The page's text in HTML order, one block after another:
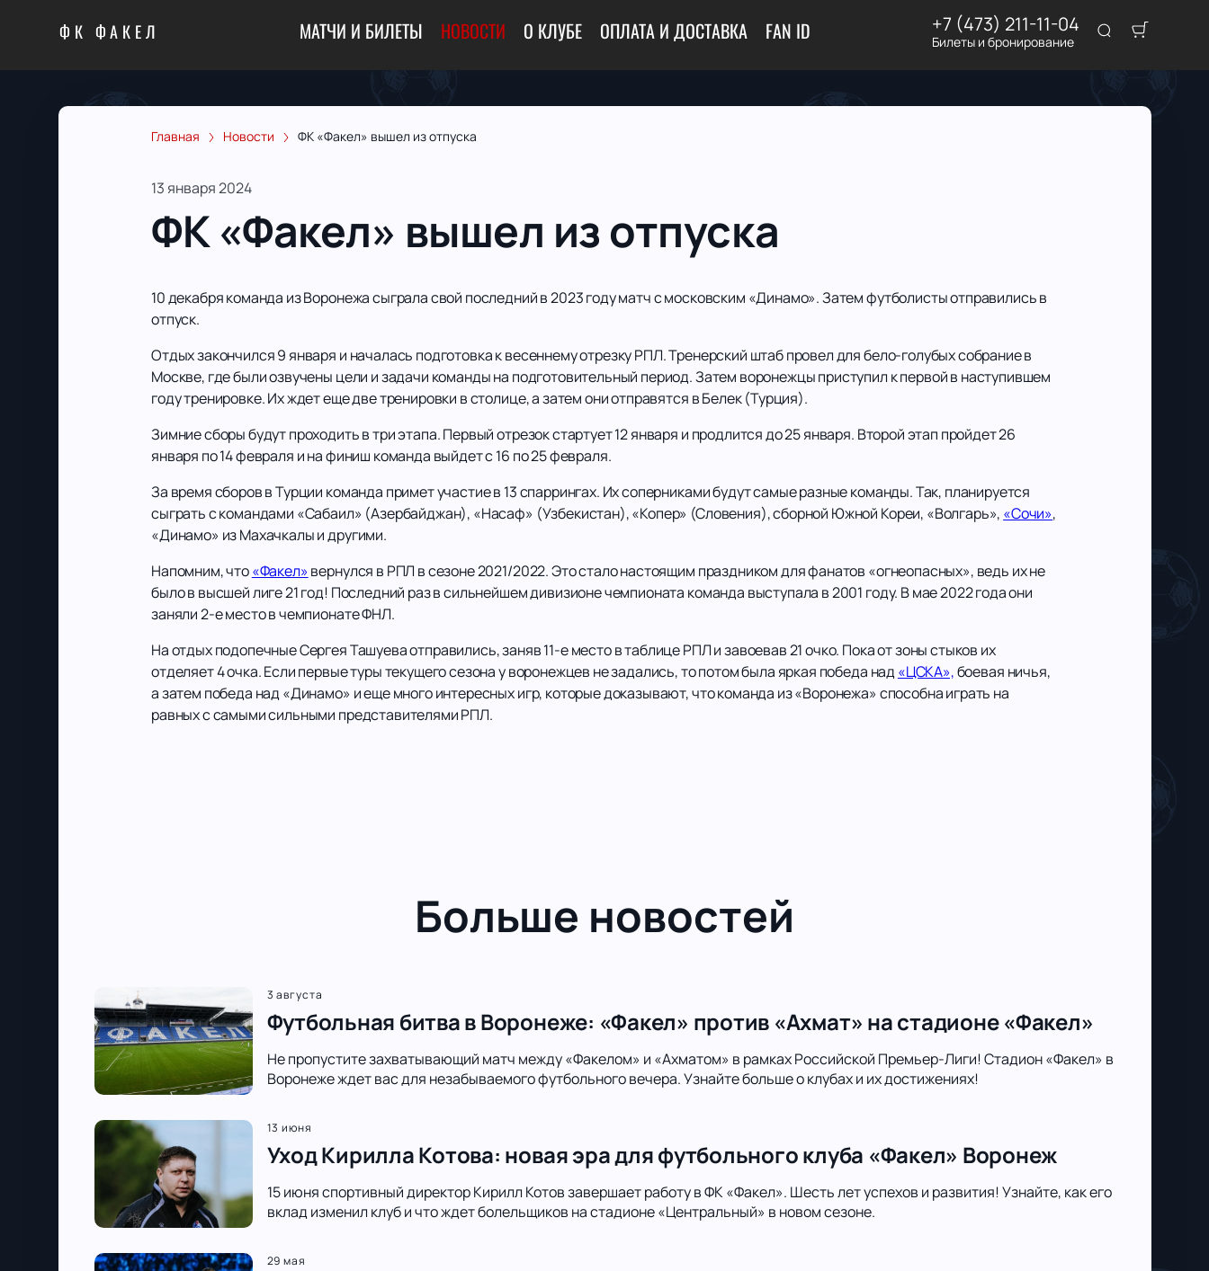
ФК ФАКЕЛ МАТЧИ И БИЛЕТЫ НОВОСТИ О КЛУБЕ ОПЛАТА И ДОСТАВКА FAN ID +7 (473) 211-11-04
Билеты и бронирование
Главная Новости ФК «Факел» вышел из отпуска
13 января 2024
ФК «Факел» вышел из отпуска
10 декабря команда из Воронежа сыграла свой последний в 2023 году матч с московским «Динамо». Затем футболисты отправились в
отпуск.
Отдых закончился 9 января и началась подготовка к весеннему отрезку РПЛ. Тренерский штаб провел для бело-голубых собрание в
Москве, где были озвучены цели и задачи команды на подготовительный период. Затем воронежцы приступил к первой в наступившем
году тренировке. Их ждет еще две тренировки в столице, а затем они отправятся в Белек (Турция).
Зимние сборы будут проходить в три этапа. Первый отрезок стартует 12 января и продлится до 25 января. Второй этап пройдет 26
января по 14 февраля и на финиш команда выйдет с 16 по 25 февраля.
За время сборов в Турции команда примет участие в 13 спаррингах. Их соперниками будут самые разные команды. Так, планируется
сыграть с командами «Сабаил» (Азербайджан), «Насаф» (Узбекистан), «Копер» (Словения), сборной Южной Кореи, «Волгарь», «Сочи»,
«Динамо» из Махачкалы и другими.
Напомним, что«Факел»вернулся в РПЛ в сезоне 2021/2022. Это стало настоящим праздником для фанатов «огнеопасных», ведь их не
было в высшей лиге 21 год! Последний раз в сильнейшем дивизионе чемпионата команда выступала в 2001 году. В мае 2022 года они
заняли 2-е место в чемпионате ФНЛ.
На отдых подопечные Сергея Ташуева отправились, заняв 11-е место в таблице РПЛ и завоевав 21 очко. Пока от зоны стыков их
отделяет 4 очка. Если первые туры текущего сезона у воронежцев не задались, то потом была яркая победа над «ЦСКА»,боевая ничья,
а затем победа над «Динамо» и еще много интересных игр, которые доказывают, что команда из «Воронежа» способна играть на
равных с самыми сильными представителями РПЛ.
Больше новостей
3 августа
Футбольная битва в Воронеже: «Факел» против «Ахмат» на стадионе «Факел»
Не пропустите захватывающий матч между «Факелом» и «Ахматом» в рамках Российской Премьер-Лиги! Стадион «Факел» в
Воронеже ждет вас для незабываемого футбольного вечера. Узнайте больше о клубах и их достижениях!
13 июня
Уход Кирилла Котова: новая эра для футбольного клуба «Факел» Воронеж
15 июня спортивный директор Кирилл Котов завершает работу в ФК «Факел». Шесть лет успехов и развития! Узнайте, как его
вклад изменил клуб и что ждет болельщиков на стадионе «Центральный» в новом сезоне.
29 мая